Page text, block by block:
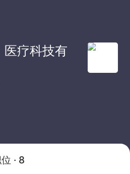
医疗科技有
· 8